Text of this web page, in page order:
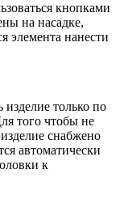
кнопками
на насадке,
элемента нанести
изделие только по
того чтобы не
снабжено
автоматически
к